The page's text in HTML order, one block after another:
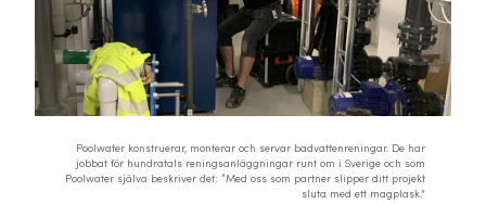
Poolwater konstruerar, monterar och servar badvattenreningar. De har
jobbat för hundratals reningsanläggningar runt om i Sverige och som
Poolwater själva beskriver det: “Med oss som partner slipper ditt projekt
sluta med ett magplask.”